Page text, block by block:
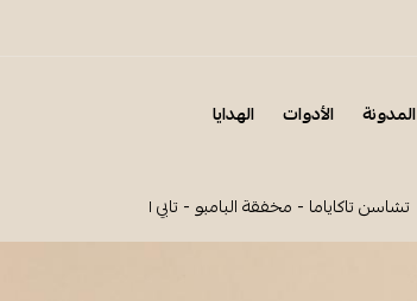
المدونة الأدوات الهدايا
تشاسن تاكاياما - مخفقة البامبو - تابي ١